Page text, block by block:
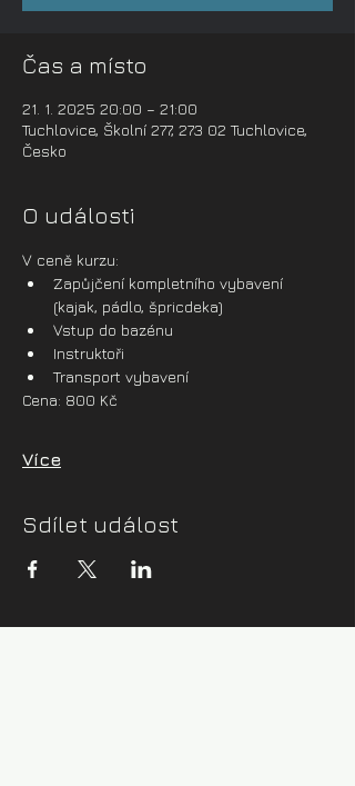
Čas a místo
21. 1. 2025 20:00 – 21:00
Tuchlovice, Školní 277, 273 02 Tuchlovice,
Česko
O události
V ceně kurzu:
Zapůjčení kompletního vybavení
(kajak, pádlo, špricdeka)
Vstup do bazénu
Instruktoři
Transport vybavení
Cena: 800 Kč
Více
Sdílet událost